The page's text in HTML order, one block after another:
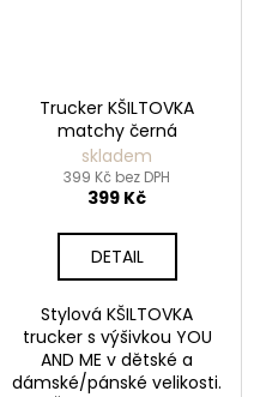
Trucker KŠILTOVKA
matchy černá
skladem
399 Kč bez DPH
399 Kč
DETAIL
Stylová KŠILTOVKA
trucker s výšivkou YOU
AND ME v dětské a
dámské/pánské velikosti.